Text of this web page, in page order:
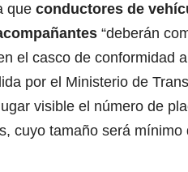
que conductores de
“deberán
el casco de conformidad
por el Ministerio de
visible el número de
cuyo tamaño será mínimo